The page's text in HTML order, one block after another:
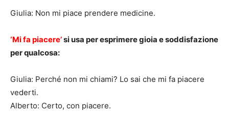
Giulia: Non mi piace prendere medicine.
‘Mi fa piacere’si usa per esprimere gioia e soddisfazione
per qualcosa:
Giulia: Perché non mi chiami? Lo sai che mi fa piacere
vederti.
Alberto: Certo, con piacere.